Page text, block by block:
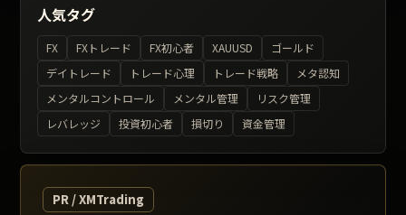
人気タグ
FX FXトレード FX初心者 XAUUSD
ゴールド
デイトレード
トレード心理 トレード戦略
メタ認知
メンタルコントロール
メンタル管理
リスク管理
レバレッジ
投資初心者 損切り 資金管理
PR / XMTrading